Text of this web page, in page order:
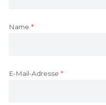
Name *
E-Mail-Adresse *